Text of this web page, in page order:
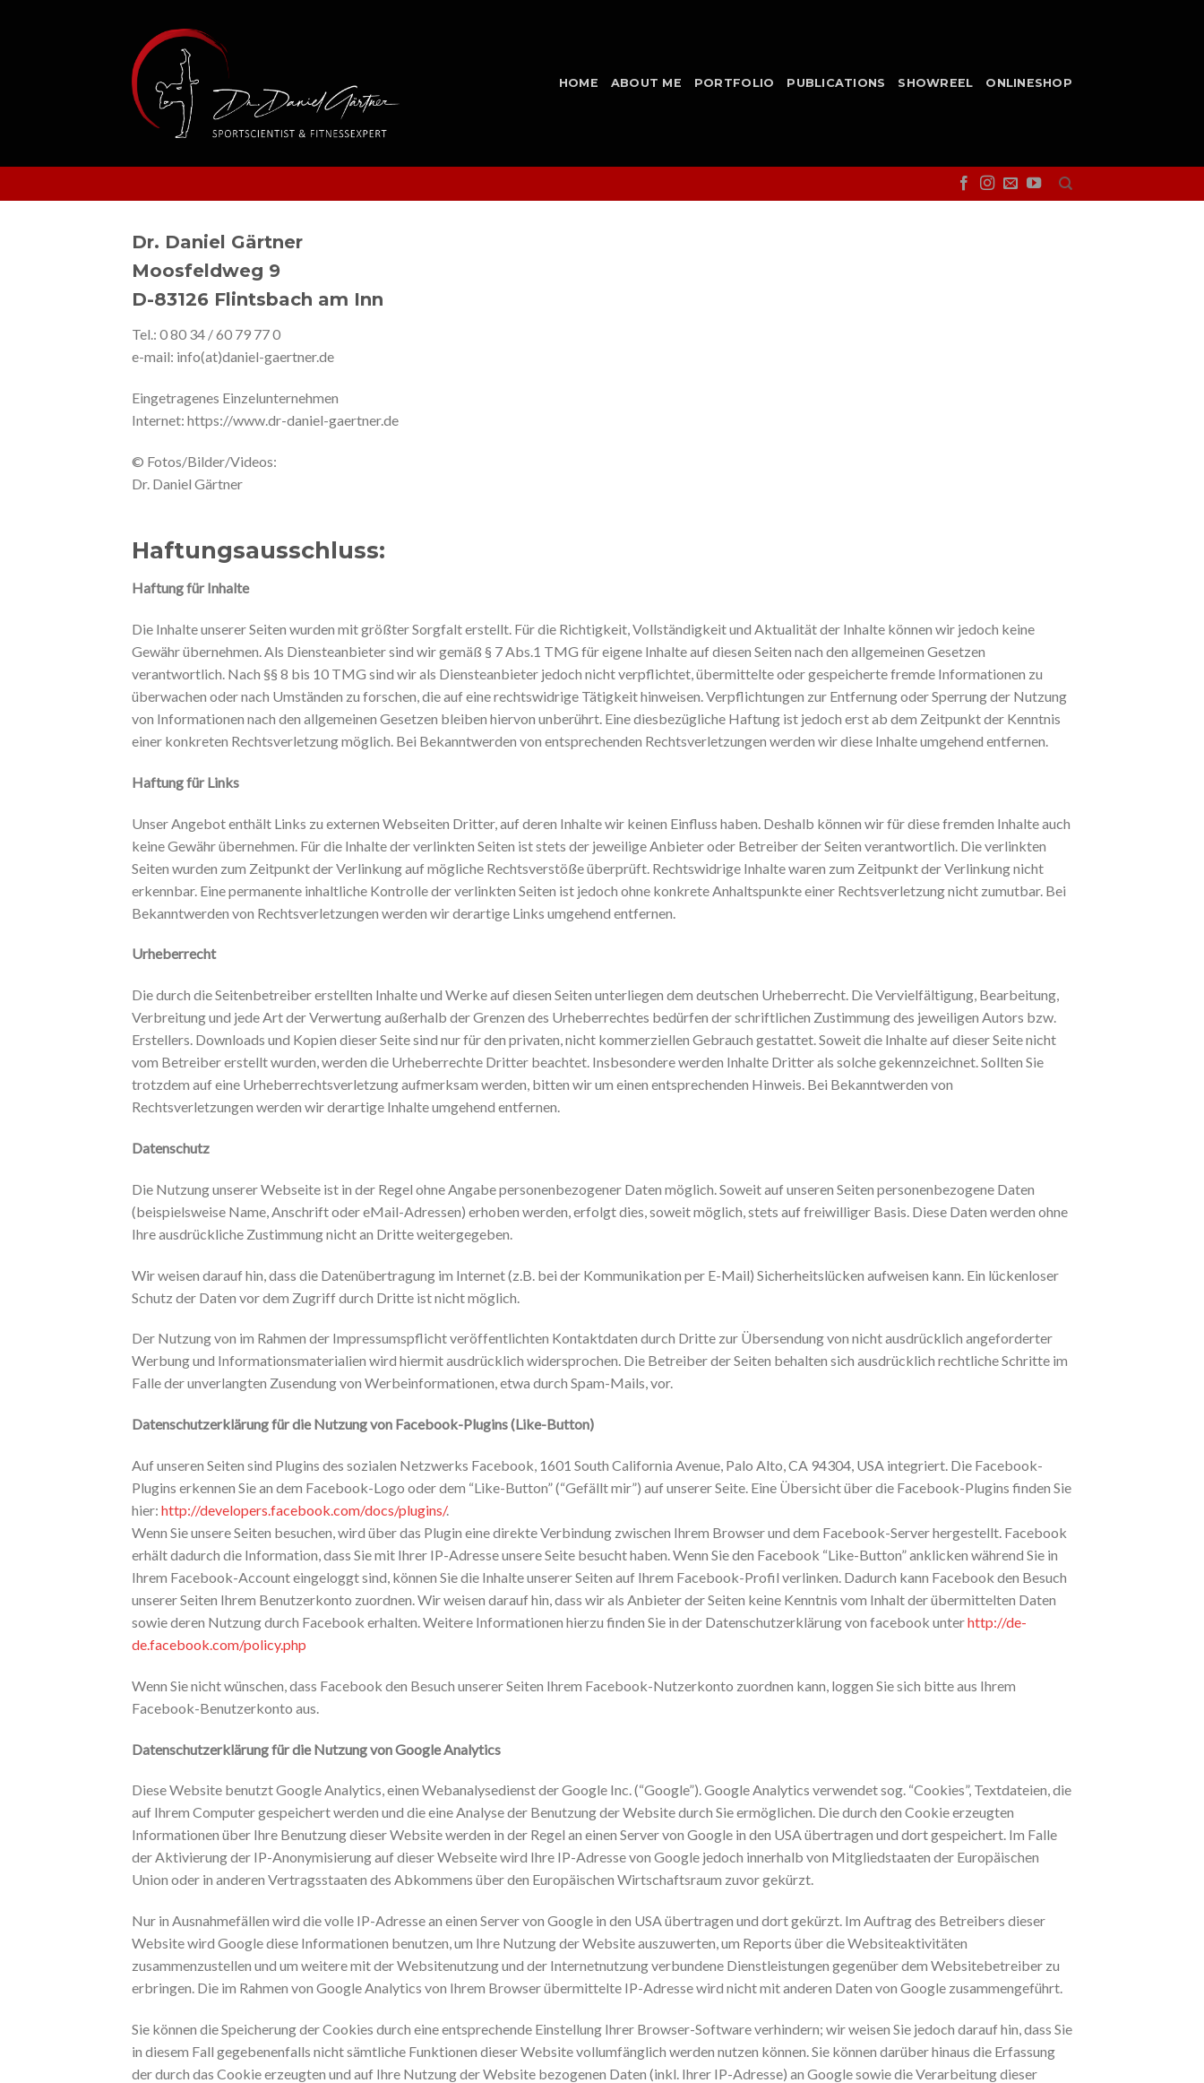
HOME ABOUT ME PORTFOLIO PUBLICATIONS SHOWREEL ONLINESHOP
Dr. Daniel Gärtner
Moosfeldweg 9
D-83126 Flintsbach am Inn
Tel.: 0 80 34 / 60 79 77 0
e-mail: info(at)daniel-gaertner.de
Eingetragenes Einzelunternehmen
Internet: https://www.dr-daniel-gaertner.de
© Fotos/Bilder/Videos:
Dr. Daniel Gärtner
Haftungsausschluss:
Haftung für Inhalte
Die Inhalte unserer Seiten wurden mit größter Sorgfalt erstellt. Für die Richtigkeit, Vollständigkeit und Aktualität der Inhalte können wir jedoch keine
Gewähr übernehmen. Als Diensteanbieter sind wir gemäß § 7 Abs.1 TMG für eigene Inhalte auf diesen Seiten nach den allgemeinen Gesetzen
verantwortlich. Nach §§ 8 bis 10 TMG sind wir als Diensteanbieter jedoch nicht verpflichtet, übermittelte oder gespeicherte fremde Informationen zu
überwachen oder nach Umständen zu forschen, die auf eine rechtswidrige Tätigkeit hinweisen. Verpflichtungen zur Entfernung oder Sperrung der Nutzung
von Informationen nach den allgemeinen Gesetzen bleiben hiervon unberührt. Eine diesbezügliche Haftung ist jedoch erst ab dem Zeitpunkt der Kenntnis
einer konkreten Rechtsverletzung möglich. Bei Bekanntwerden von entsprechenden Rechtsverletzungen werden wir diese Inhalte umgehend entfernen.
Haftung für Links
Unser Angebot enthält Links zu externen Webseiten Dritter, auf deren Inhalte wir keinen Einfluss haben. Deshalb können wir für diese fremden Inhalte auch
keine Gewähr übernehmen. Für die Inhalte der verlinkten Seiten ist stets der jeweilige Anbieter oder Betreiber der Seiten verantwortlich. Die verlinkten
Seiten wurden zum Zeitpunkt der Verlinkung auf mögliche Rechtsverstöße überprüft. Rechtswidrige Inhalte waren zum Zeitpunkt der Verlinkung nicht
erkennbar. Eine permanente inhaltliche Kontrolle der verlinkten Seiten ist jedoch ohne konkrete Anhaltspunkte einer Rechtsverletzung nicht zumutbar. Bei
Bekanntwerden von Rechtsverletzungen werden wir derartige Links umgehend entfernen.
Urheberrecht
Die durch die Seitenbetreiber erstellten Inhalte und Werke auf diesen Seiten unterliegen dem deutschen Urheberrecht. Die Vervielfältigung, Bearbeitung,
Verbreitung und jede Art der Verwertung außerhalb der Grenzen des Urheberrechtes bedürfen der schriftlichen Zustimmung des jeweiligen Autors bzw.
Erstellers. Downloads und Kopien dieser Seite sind nur für den privaten, nicht kommerziellen Gebrauch gestattet. Soweit die Inhalte auf dieser Seite nicht
vom Betreiber erstellt wurden, werden die Urheberrechte Dritter beachtet. Insbesondere werden Inhalte Dritter als solche gekennzeichnet. Sollten Sie
trotzdem auf eine Urheberrechtsverletzung aufmerksam werden, bitten wir um einen entsprechenden Hinweis. Bei Bekanntwerden von
Rechtsverletzungen werden wir derartige Inhalte umgehend entfernen.
Datenschutz
Die Nutzung unserer Webseite ist in der Regel ohne Angabe personenbezogener Daten möglich. Soweit auf unseren Seiten personenbezogene Daten
(beispielsweise Name, Anschrift oder eMail-Adressen) erhoben werden, erfolgt dies, soweit möglich, stets auf freiwilliger Basis. Diese Daten werden ohne
Ihre ausdrückliche Zustimmung nicht an Dritte weitergegeben.
Wir weisen darauf hin, dass die Datenübertragung im Internet (z.B. bei der Kommunikation per E-Mail) Sicherheitslücken aufweisen kann. Ein lückenloser
Schutz der Daten vor dem Zugriff durch Dritte ist nicht möglich.
Der Nutzung von im Rahmen der Impressumspflicht veröffentlichten Kontaktdaten durch Dritte zur Übersendung von nicht ausdrücklich angeforderter
Werbung und Informationsmaterialien wird hiermit ausdrücklich widersprochen. Die Betreiber der Seiten behalten sich ausdrücklich rechtliche Schritte im
Falle der unverlangten Zusendung von Werbeinformationen, etwa durch Spam-Mails, vor.
Datenschutzerklärung für die Nutzung von Facebook-Plugins (Like-Button)
Auf unseren Seiten sind Plugins des sozialen Netzwerks Facebook, 1601 South California Avenue, Palo Alto, CA 94304, USA integriert. Die Facebook-
Plugins erkennen Sie an dem Facebook-Logo oder dem “Like-Button” (“Gefällt mir”) auf unserer Seite. Eine Übersicht über die Facebook-Plugins finden Sie
hier: http://developers.facebook.com/docs/plugins/.
Wenn Sie unsere Seiten besuchen, wird über das Plugin eine direkte Verbindung zwischen Ihrem Browser und dem Facebook-Server hergestellt. Facebook
erhält dadurch die Information, dass Sie mit Ihrer IP-Adresse unsere Seite besucht haben. Wenn Sie den Facebook “Like-Button” anklicken während Sie in
Ihrem Facebook-Account eingeloggt sind, können Sie die Inhalte unserer Seiten auf Ihrem Facebook-Profil verlinken. Dadurch kann Facebook den Besuch
unserer Seiten Ihrem Benutzerkonto zuordnen. Wir weisen darauf hin, dass wir als Anbieter der Seiten keine Kenntnis vom Inhalt der übermittelten Daten
sowie deren Nutzung durch Facebook erhalten. Weitere Informationen hierzu finden Sie in der Datenschutzerklärung von facebook unterhttp://de-
de.facebook.com/policy.php
Wenn Sie nicht wünschen, dass Facebook den Besuch unserer Seiten Ihrem Facebook-Nutzerkonto zuordnen kann, loggen Sie sich bitte aus Ihrem
Facebook-Benutzerkonto aus.
Datenschutzerklärung für die Nutzung von Google Analytics
Diese Website benutzt Google Analytics, einen Webanalysedienst der Google Inc. (“Google”). Google Analytics verwendet sog. “Cookies”, Textdateien, die
auf Ihrem Computer gespeichert werden und die eine Analyse der Benutzung der Website durch Sie ermöglichen. Die durch den Cookie erzeugten
Informationen über Ihre Benutzung dieser Website werden in der Regel an einen Server von Google in den USA übertragen und dort gespeichert. Im Falle
der Aktivierung der IP-Anonymisierung auf dieser Webseite wird Ihre IP-Adresse von Google jedoch innerhalb von Mitgliedstaaten der Europäischen
Union oder in anderen Vertragsstaaten des Abkommens über den Europäischen Wirtschaftsraum zuvor gekürzt.
Nur in Ausnahmefällen wird die volle IP-Adresse an einen Server von Google in den USA übertragen und dort gekürzt. Im Auftrag des Betreibers dieser
Website wird Google diese Informationen benutzen, um Ihre Nutzung der Website auszuwerten, um Reports über die Websiteaktivitäten
zusammenzustellen und um weitere mit der Websitenutzung und der Internetnutzung verbundene Dienstleistungen gegenüber dem Websitebetreiber zu
erbringen. Die im Rahmen von Google Analytics von Ihrem Browser übermittelte IP-Adresse wird nicht mit anderen Daten von Google zusammengeführt.
Sie können die Speicherung der Cookies durch eine entsprechende Einstellung Ihrer Browser-Software verhindern; wir weisen Sie jedoch darauf hin, dass Sie
in diesem Fall gegebenenfalls nicht sämtliche Funktionen dieser Website vollumfänglich werden nutzen können. Sie können darüber hinaus die Erfassung
der durch das Cookie erzeugten und auf Ihre Nutzung der Website bezogenen Daten (inkl. Ihrer IP-Adresse) an Google sowie die Verarbeitung dieser